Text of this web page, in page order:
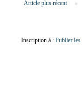
Article plus récent
Inscription à : Publier